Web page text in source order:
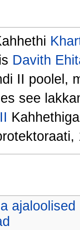
Davith
II poolel,
see
ajaloolised